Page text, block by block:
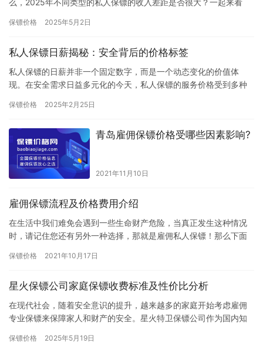
么，2025年不同类型的私人保镖的收入差距是否很大？一起来看
保镖价格 2025年5月2日
私人保镖日薪揭秘：安全背后的价格标签
私人保镖的日薪并非一个固定数字，而是一个动态变化的价值体
现。在安全需求日益多元化的今天，私人保镖的服务价格受到多种
镖的日薪…
保镖价格 2025年2月25日
青岛雇佣保镖价格受哪些因素影响?
2021年11月10日
雇佣保镖流程及价格费用介绍
在生活中我们难免会遇到一些生命财产危险，当真正发生这种情况
时，请记住您还有另外一种选择，那就是雇佣私人保镖！那么下面
1….
保镖价格 2021年10月17日
星火保镖公司家庭保镖收费标准及性价比分析
在现代社会，随着安全意识的提升，越来越多的家庭开始考虑雇佣
专业保镖来保障家人和财产的安全。星火特卫保镖公司作为国内知
注。那么…
保镖价格 2025年5月19日